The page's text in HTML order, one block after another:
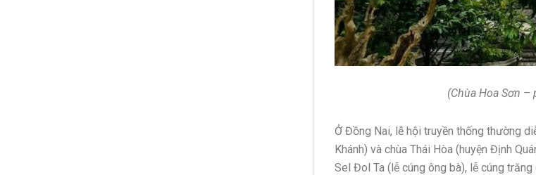
(Chùa Hoa Sơn
Ở Đồng Nai, lễ hội truyền thống thường
Khánh) và chùa Thái Hòa (huyện Định
Sel Đol Ta (lễ cúng ông bà), lễ cúng